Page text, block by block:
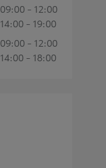
09:00 - 12:00
14:00 - 19:00
09:00 - 12:00
14:00 - 18:00